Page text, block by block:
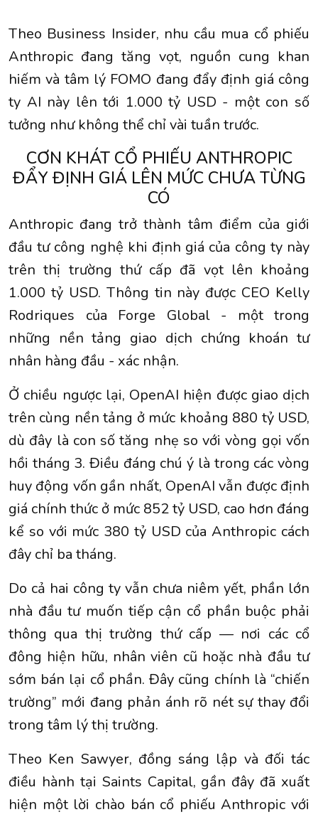
Theo Business Insider, nhu cầu mua cổ phiếu
Anthropic đang tăng vọt, nguồn cung khan
hiếm và tâm lý FOMO đang đẩy định giá công
ty AI này lên tới 1.000 tỷ USD - một con số
tưởng như không thể chỉ vài tuần trước.
CƠN KHÁT CỔ PHIẾU ANTHROPIC
ĐẨY ĐỊNH GIÁ LÊN MỨC CHƯA TỪNG
CÓ
Anthropic đang trở thành tâm điểm của giới
đầu tư công nghệ khi định giá của công ty này
trên thị trường thứ cấp đã vọt lên khoảng
1.000 tỷ USD. Thông tin này được CEO Kelly
Rodriques của Forge Global - một trong
những nền tảng giao dịch chứng khoán tư
nhân hàng đầu - xác nhận.
Ở chiều ngược lại, OpenAI hiện được giao dịch
trên cùng nền tảng ở mức khoảng 880 tỷ USD,
dù đây là con số tăng nhẹ so với vòng gọi vốn
hồi tháng 3. Điều đáng chú ý là trong các vòng
huy động vốn gần nhất, OpenAI vẫn được định
giá chính thức ở mức 852 tỷ USD, cao hơn đáng
kể so với mức 380 tỷ USD của Anthropic cách
đây chỉ ba tháng.
Do cả hai công ty vẫn chưa niêm yết, phần lớn
nhà đầu tư muốn tiếp cận cổ phần buộc phải
thông qua thị trường thứ cấp — nơi các cổ
đông hiện hữu, nhân viên cũ hoặc nhà đầu tư
sớm bán lại cổ phần. Đây cũng chính là “chiến
trường” mới đang phản ánh rõ nét sự thay đổi
trong tâm lý thị trường.
Theo Ken Sawyer, đồng sáng lập và đối tác
điều hành tại Saints Capital, gần đây đã xuất
hiện một lời chào bán cổ phiếu Anthropic với